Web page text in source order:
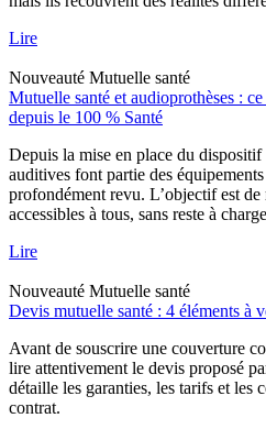
Lire
Nouveauté Mutuelle santé
Mutuelle santé et audioprothèses :
depuis le 100 % Santé
Depuis la mise en place du dispositif
auditives font partie des
profondément revu. L’objectif est de
accessibles à tous, sans reste à
Lire
Nouveauté Mutuelle santé
Devis mutuelle santé : 4 éléments à
Avant de souscrire une couverture
lire attentivement le devis proposé
détaille les garanties, les tarifs et les
contrat.